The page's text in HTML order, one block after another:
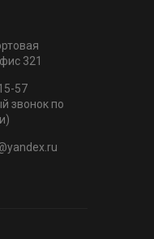
321
57
звонок по